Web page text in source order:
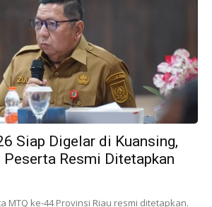
Siap Digelar di Kuansing,
Peserta Resmi Ditetapkan
MTQ ke-44 Provinsi Riau resmi ditetapkan.